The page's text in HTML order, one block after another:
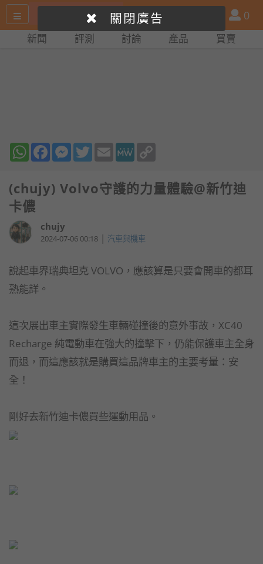
尋
產
品
比
會
員
0
新聞 評測 討論 產品 買賣
WhatsAppFacebookMessenger
TwitterEmail MeWe
(chujy) Volvo守護的力量體驗@新竹迪
卡儂
chujy
2024-07-06 00:18 | 汽車與機車
說起車界瑞典坦克 VOLVO，應該算是只要會開車的都耳
熟能詳。
這次展出車主實際發生車輛碰撞後的意外事故，XC40
Recharge 純電動車在強大的撞擊下，仍能保護車主全身
而退，而這應該就是購買這品牌車主的主要考量：安
全！
剛好去新竹迪卡儂買些運動用品。
關閉廣告